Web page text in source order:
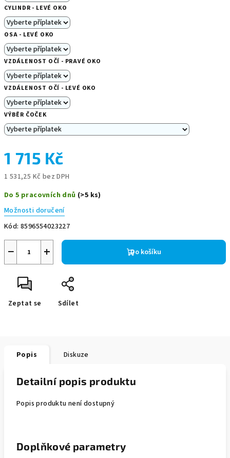
CYLINDR - LEVÉ OKO
OSA - LEVÉ OKO
VZDÁLENOST OČÍ - PRAVÉ OKO
VZDÁLENOST OČÍ - LEVÉ OKO
VÝBĚR ČOČEK
1 715 Kč
1 531,25 Kč bez DPH
cena:
Do 5 pracovních dnů (>5 ks)
Možnosti doručení
Kód: 8596554023227
+
− Do košíku
Zeptat se Sdílet
Popis Diskuze
Detailní popis produktu
Popis produktu není dostupný
Doplňkové parametry